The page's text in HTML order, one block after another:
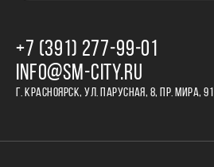
+7 (391) 277‒99‒01
INFO@SM-CITY.RU
Г. КРАСНОЯРСК, УЛ. ПАРУСНАЯ, 8, ПР. МИРА, 91